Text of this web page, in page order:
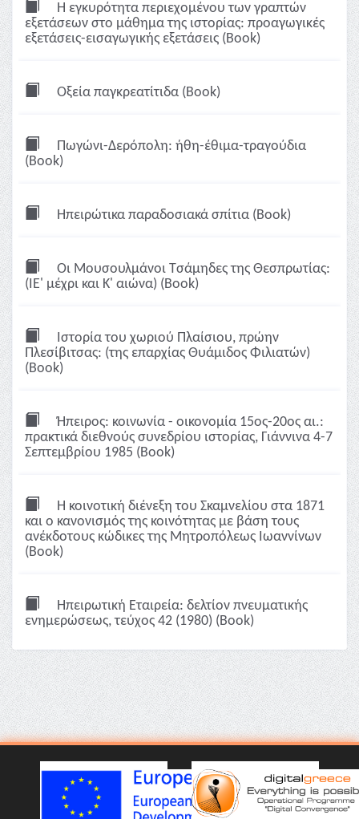
Η εγκυρότητα περιεχομένου των γραπτών
εξετάσεων στο μάθημα της ιστορίας: προαγωγικές
εξετάσεις-εισαγωγικής εξετάσεις (Book)
Οξεία παγκρεατίτιδα (Book)
Πωγώνι-Δερόπολη: ήθη-έθιμα-τραγούδια
(Book)
Ηπειρώτικα παραδοσιακά σπίτια (Book)
Οι Μουσουλμάνοι Τσάμηδες της Θεσπρωτίας:
(ΙΕ' μέχρι και Κ' αιώνα) (Book)
Ιστορία του χωριού Πλαίσιου, πρώην
Πλεσίβιτσας: (της επαρχίας Θυάμιδος Φιλιατών)
(Book)
Ήπειρος: κοινωνία - οικονομία 15ος-20ος αι.:
πρακτικά διεθνούς συνεδρίου ιστορίας, Γιάννινα 4-7
Σεπτεμβρίου 1985 (Book)
Η κοινοτική διένεξη του Σκαμνελίου στα 1871
και ο κανονισμός της κοινότητας με βάση τους
ανέκδοτους κώδικες της Μητροπόλεως Ιωαννίνων
(Book)
Ηπειρωτική Εταιρεία: δελτίον πνευματικής
ενημερώσεως, τεύχος 42 (1980) (Book)